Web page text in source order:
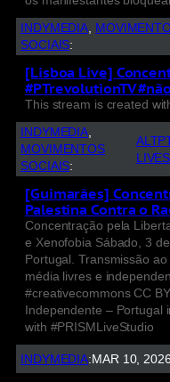
INDYMEDIA,
SOCIAIS:
[Lisboa Live]
#PTrevolutionTV
This stream is created
INDYMEDIA
MOVIMENTOS
SOCIAIS:
[Guimarães]
Palestina Contra o
Concentração pela
e Xenofobia Sábado, 3
Portugal. Transmissão
média livres e
#creativecommons CC
Independente – Portugal
with #PRISMLiveStudio
INDYMEDIA:MAR 10, 2026